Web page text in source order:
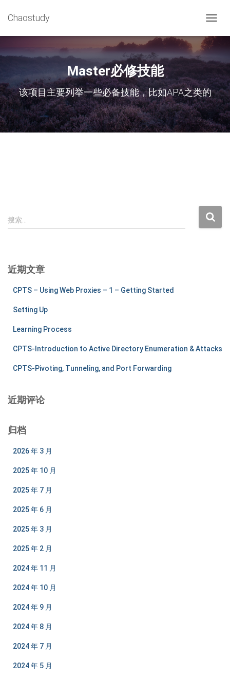
Chaostudy
换
导
Master必修技能
该项目主要列举一些必备技能，比如APA之类的
搜
索
搜索…
近期文章
CPTS – Using Web Proxies – 1 – Getting Started
Setting Up
Learning Process
CPTS-Introduction to Active Directory Enumeration & Attacks
CPTS-Pivoting, Tunneling, and Port Forwarding
近期评论
归档
2026 年 3 月
2025 年 10 月
2025 年 7 月
2025 年 6 月
2025 年 3 月
2025 年 2 月
2024 年 11 月
2024 年 10 月
2024 年 9 月
2024 年 8 月
2024 年 7 月
2024 年 5 月